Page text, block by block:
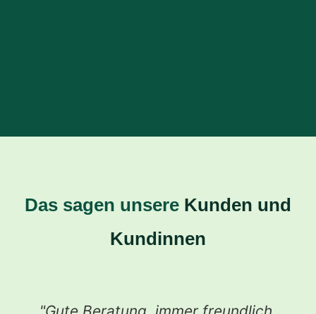
Das sagen unsere Kunden und
Kundinnen